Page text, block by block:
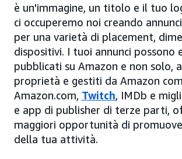
è un'immagine, un titolo e il tuo
ci occuperemo noi creando
per una varietà di placement,
dispositivi. I tuoi annunci possono
pubblicati su Amazon e non solo,
proprietà e gestiti da Amazon
Amazon.com, Twitch, IMDb e
e app di publisher di terze parti,
maggiori opportunità di
della tua attività.